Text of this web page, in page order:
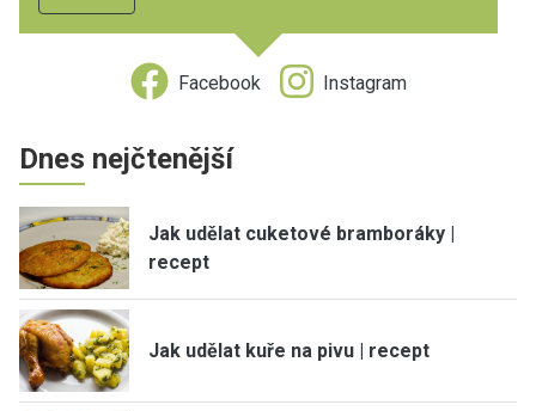
Facebook Instagram
Dnes nejčtenější
Jak udělat cuketové bramboráky |
recept
Jak udělat kuře na pivu | recept